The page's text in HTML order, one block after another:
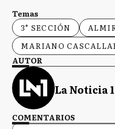
Temas
3° SECCIÓN
MARIANO
AUTOR
La Noticia 1
COMENTARIOS